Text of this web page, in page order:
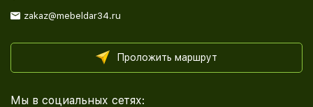
zakaz@mebeldar34.ru
Проложить маршрут
Мы в социальных сетях: